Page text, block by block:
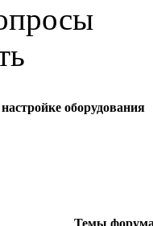
оборудования
Темы